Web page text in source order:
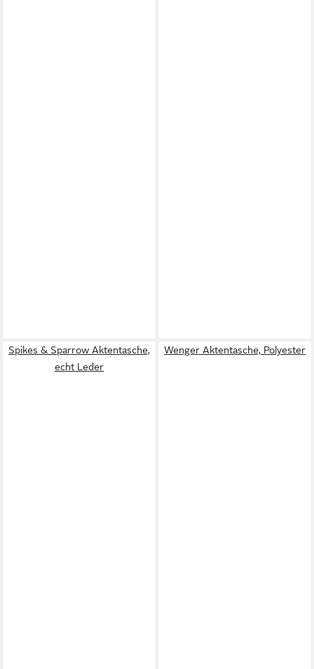
Spikes & Sparrow Aktentasche,
echt Leder
Wenger Aktentasche, Polyester